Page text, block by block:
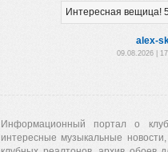
Интересная вещица!
alex-
09.08.2026 |
Информационный портал о
интересные музыкальные